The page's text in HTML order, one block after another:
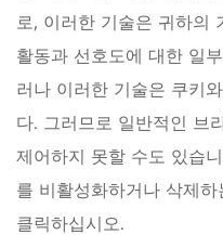
로, 이러한 기술은 귀하의
활동과 선호도에 대한 일
러나 이러한 기술은 쿠키
다. 그러므로 일반적인 브
제어하지 못할 수도 있습
를 비활성화하거나 삭제
클릭하십시오.